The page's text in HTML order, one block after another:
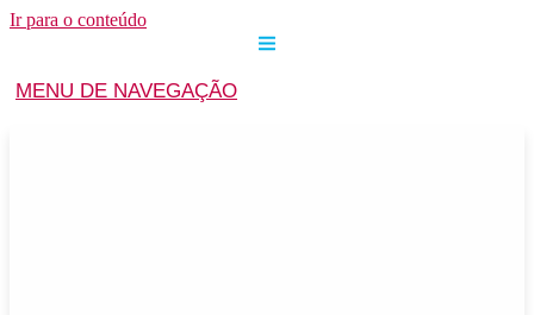
Ir para o conteúdo
MENU DE NAVEGAÇÃO